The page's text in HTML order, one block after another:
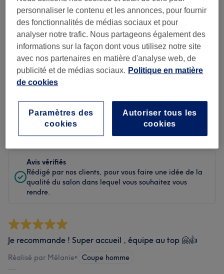
Personnel
Filtrer les avis
beauté
Toutes les prestations
Évaluation Filtrer par évaluation
Avis vérifiés
Rédigé par nos clients, pour vous faire une idée de la
qualité du salon dans lequel vous souhaitez vous
rendre.
Je recommande ! Super accueil , équipe au top 🤗👍
Réalisé par Mélanie• Coupe homme
personnaliser le contenu et les annonces, pour fournir
des fonctionnalités de médias sociaux et pour
analyser notre trafic. Nous partageons également des
informations sur la façon dont vous utilisez notre site
avec nos partenaires en matière d'analyse web, de
publicité et de médias sociaux. Politique en matière
de cookies
Autoriser tous les
cookies
Paramètres des
cookies